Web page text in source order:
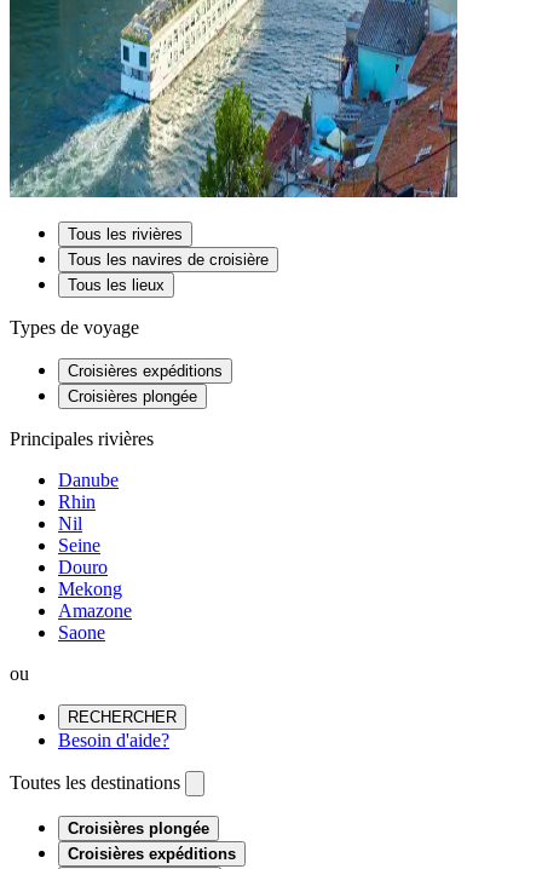
Tous les rivières
Tous les navires de croisière
Tous les lieux
Types de voyage
Croisières expéditions
Croisières plongée
Principales rivières
Danube
Rhin
Nil
Seine
Douro
Mekong
Amazone
Saone
ou
RECHERCHER
Besoin d'aide?
Toutes les destinations
Croisières plongée
Croisières expéditions